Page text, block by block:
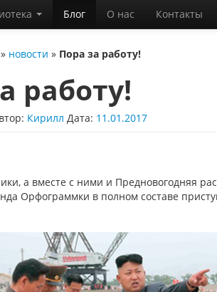
Блог О нас Контакты
» новости » Пора за работу!
работу!
Кирилл Дата: 11.01.2017
а вместе с ними и Предновогодняя
Орфограммки в полном составе